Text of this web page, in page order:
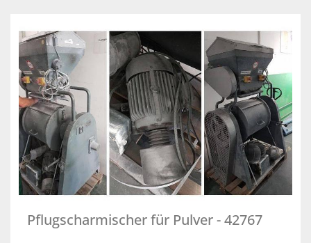
Pflugscharmischer für Pulver - 42767